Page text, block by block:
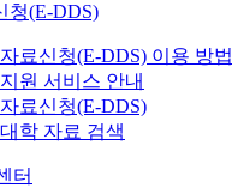
청(E-DDS)
료신청(E-DDS) 이용 방법
원 서비스 안내
료신청(E-DDS)
학 자료 검색
터